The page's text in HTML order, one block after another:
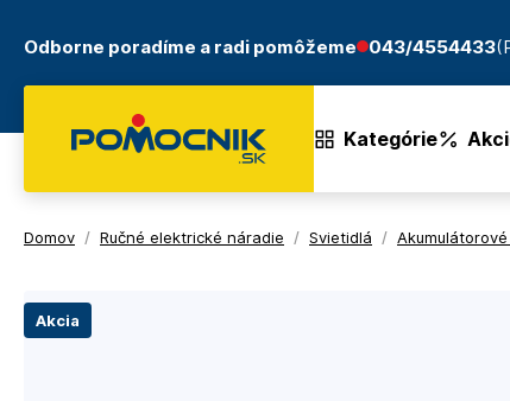
Odborne poradíme a radi pomôžeme 043/4554433
Kategórie
Domov / Ručné elektrické náradie / Svietidlá /
Akcia